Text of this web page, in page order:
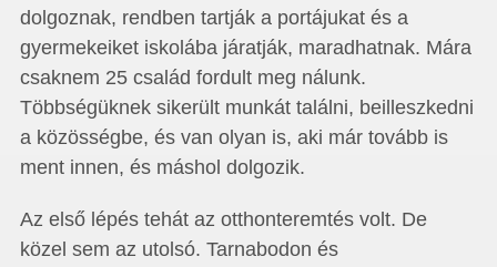
dolgoznak, rendben tartják a portájukat és a
gyermekeiket iskolába járatják, maradhatnak. Mára
csaknem 25 család fordult meg nálunk.
Többségüknek sikerült munkát találni, beilleszkedni
a közösségbe, és van olyan is, aki már tovább is
ment innen, és máshol dolgozik.
Az első lépés tehát az otthonteremtés volt. De
közel sem az utolsó. Tarnabodon és